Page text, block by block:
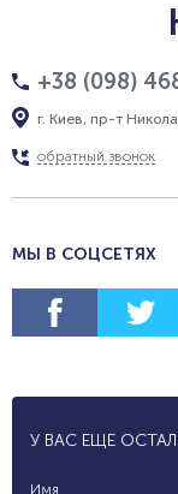
+38 (098)
г. Киев, пр-т
обратный звонок
МЫ В СОЦСЕТЯХ
У ВАС ЕЩЕ
Имя